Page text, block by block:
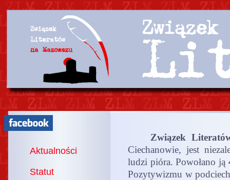
Aktualności
Statut
Związek
Ciechanowie, jest
ludzi pióra. Powołano ją
Pozytywizmu w